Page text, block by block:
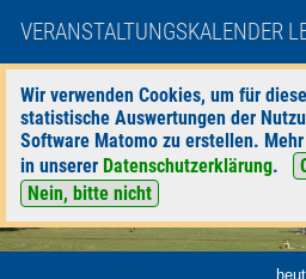
VERANSTALTUNGSKALENDER
Wir verwenden Cookies, um für
statistische Auswertungen der
Software Matomo zu erstellen.
in unserer Datenschutzerklärung.
Nein, bitte nicht